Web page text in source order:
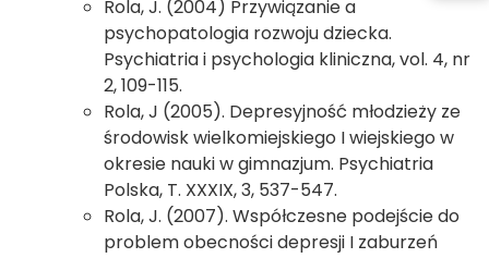
Rola, J. (2004) Przywiązanie a
psychopatologia rozwoju dziecka.
Psychiatria i psychologia kliniczna, vol. 4, nr
2, 109-115.
Rola, J (2005). Depresyjność młodzieży ze
środowisk wielkomiejskiego I wiejskiego w
okresie nauki w gimnazjum. Psychiatria
Polska, T. XXXIX, 3, 537-547.
Rola, J. (2007). Współczesne podejście do
problem obecności depresji I zaburzeń